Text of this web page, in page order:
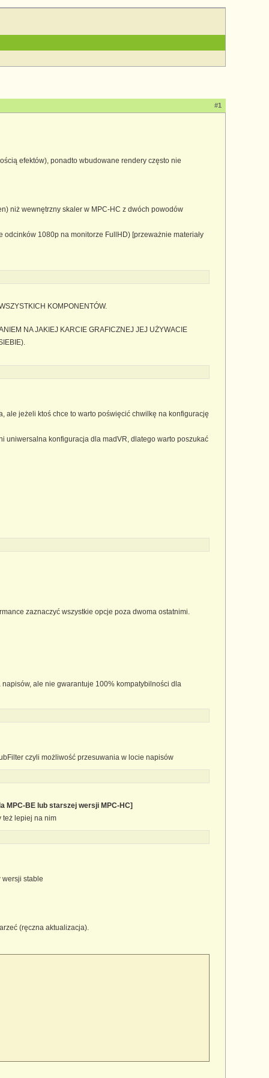
#1
efektów), ponadto wbudowane rendery często nie
niż wewnętrzny skaler w MPC-HC z dwóch powodów
1080p na monitorze FullHD) [przeważnie materiały
KOMPONENTÓW.
NA JAKIEJ KARCIE GRAFICZNEJ JEJ UŻYWACIE
jeżeli ktoś chce to warto poświęcić chwilkę na konfigurację
uniwersalna konfiguracja dla madVR, dlatego warto poszukać
zaznaczyć wszystkie opcje poza dwoma ostatnimi.
ale nie gwarantuje 100% kompatybilności dla
czyli możliwość przesuwania w locie napisów
MPC-BE lub starszej wersji MPC-HC]
też lepiej na nim
wersji stable
(ręczna aktualizacja).